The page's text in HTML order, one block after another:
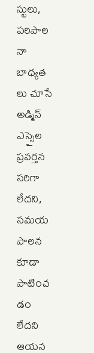
స్టులు,
పరిపాల
నా
బాధ్యత
లు చూసే
అడ్మిన్
ఎస్సైల
ప్రవర్తన
సరిగా
లేదని,
సమయ
పాలన
కూడా
పాటించ
డం
లేదని
ఆయన